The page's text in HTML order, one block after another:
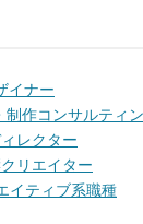
イナー
制作コンサルティ
レクター
リエイター
イティブ系職種